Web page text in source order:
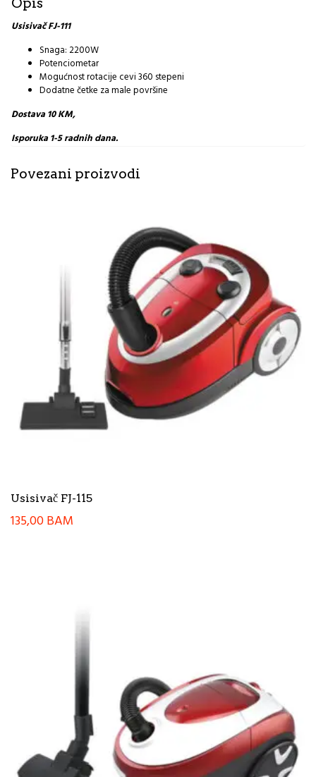
Usisivač FJ-111
Snaga: 2200W
Potenciometar
Mogućnost rotacije cevi 360 stepeni
Dodatne četke za male površine
Dostava 10 KM,
Isporuka 1-5 radnih dana.
Povezani proizvodi
Usisivač FJ-115
135,00BAM